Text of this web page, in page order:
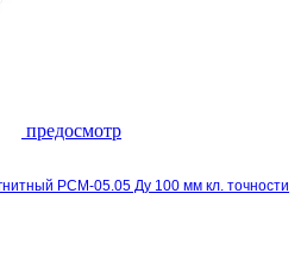
предосмотр
РСМ-05.05 Ду 100 мм кл. точности